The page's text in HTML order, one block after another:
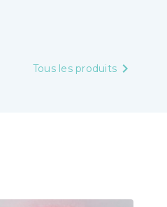
Tous les produits 